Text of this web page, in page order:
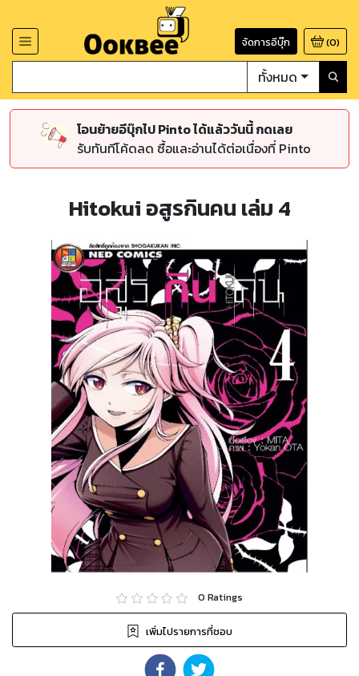
จัดการอีบุ๊ก (0)
ทั้งหมด
โอนย้ายอีบุ๊กไป Pinto ได้แล้ววันนี้ กดเลย
รับทันทีโค้ดลด ซื้อและอ่านได้ต่อเนื่องที่ Pinto
Hitokui อสูรกินคน เล่ม 4
0 Ratings
เพิ่มไปรายการที่ชอบ